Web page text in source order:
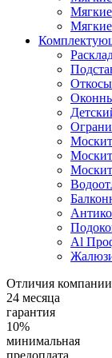
Мягкие
Аl
Отличия компании
24 месяца
гарантия
10%
минимальная
предоплата